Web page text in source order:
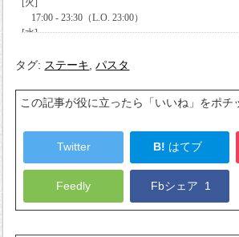
タグ: ステーキ ,パスタ
この記事が役に立ったら「いいね」をポチ
Twitter B! はてブ
Feedly Fbシェア 1